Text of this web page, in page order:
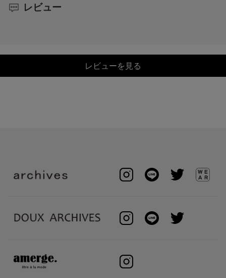
レビュー
レビューを見る